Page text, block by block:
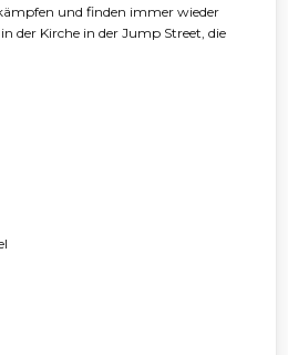
und finden immer wieder
der Kirche in der Jump Street, die